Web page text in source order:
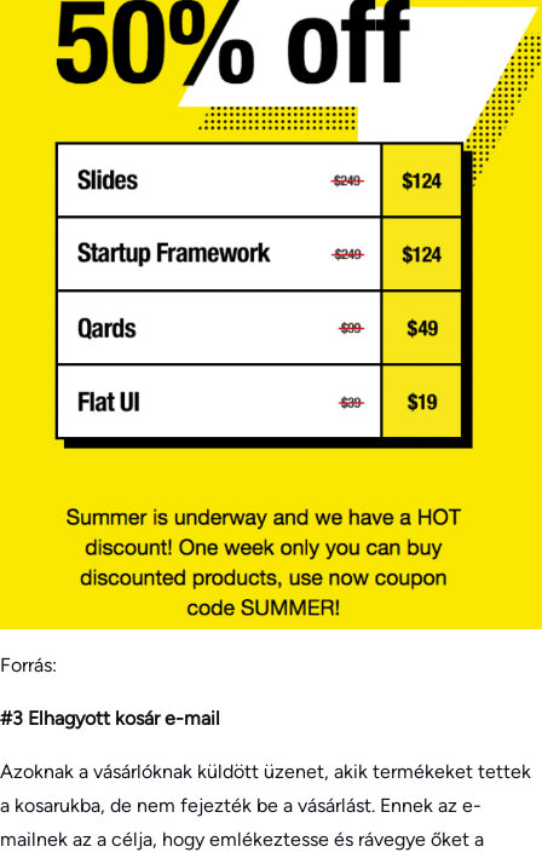
Forrás:
#3 Elhagyott kosár e-mail
Azoknak a vásárlóknak küldött üzenet, akik termékeket tettek
a kosarukba, de nem fejezték be a vásárlást. Ennek az e-
mailnek az a célja, hogy emlékeztesse és rávegye őket a